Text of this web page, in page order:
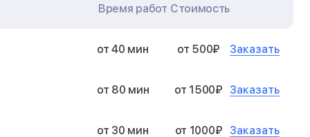
Время работ Стоимость
от 40 мин от 500₽ Заказать
от 80 мин от 1500₽ Заказать
от 30 мин от 1000₽ Заказать